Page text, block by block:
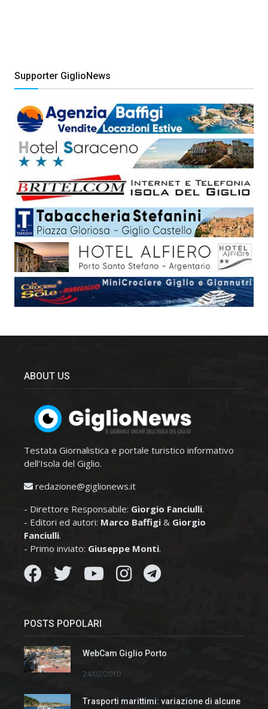
Supporter GiglioNews
ABOUT US
Testata Giornalistica e portale turistico informativo
dell'Isola del Giglio.
redazione@giglionews.it
- Direttore Responsabile: Giorgio Fanciulli.
- Editori ed autori: Marco Baffigi & Giorgio
Fanciulli.
- Primo inviato: Giuseppe Monti.
POSTS POPOLARI
WebCam Giglio Porto
24/02/2010
Trasporti marittimi: variazione di alcune